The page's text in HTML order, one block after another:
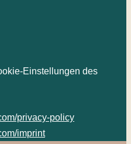
Einstellungen des
privacy-policy
imprint